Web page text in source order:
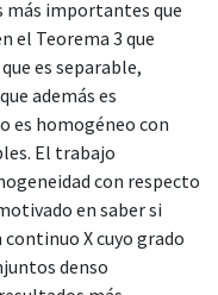
más importantes que
el Teorema 3 que
es separable,
además es
es homogéneo con
El trabajo
con respecto
en saber si
X cuyo grado
denso